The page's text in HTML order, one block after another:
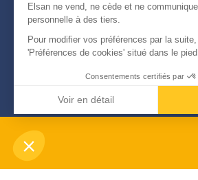
Elsan ne vend, ne cède et ne
personnelle à des tiers.
Pour modifier vos préférences par la
'Préférences de cookies' situé dans le pied
Consentements certifiés par
Voir en détail
Notre plateforme vous permet
Mentions